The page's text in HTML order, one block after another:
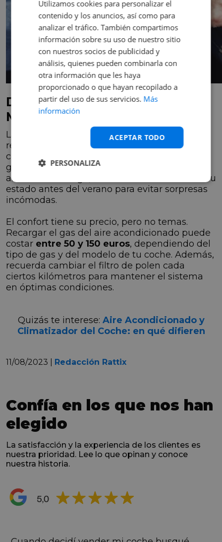
Duración de la Recarga y
Mantenimiento
La longevidad de una recarga de gas
refrigerante
varía según el clima y el uso
climas más cálidos, puede agotarse antes. En
general, el gas suele durar alrededor de tres
años. Sin embargo, es recomendable revisar su
estado antes del verano para evitar sorpresas
incómodas.
El confort tiene su precio, pero no temas.
Recargar el gas del aire acondicionado puede
costar entre 50 y 150 euros, dependiendo del
tipo de gas y del modelo de tu coche. Además,
recuerda cambiar el filtro de polen cada
ciertos kilómetros para mantener el sistema
en óptimas condiciones.
Quizás te interese: Aire Acondicionado y
Climatizador del Coche: en qué difieren
11/08/2023 | Redacción Rattix
Confía en los que nos han
elegido
La satisfacción y la experiencia de los clientes es
nuestra prioridad. Lee lo que opinan y conoce
nuestra historia.
Utilizamos cookies para personalizar el
contenido y los anuncios, así como para
analizar el tráfico. También compartimos
información sobre su uso de nuestro sitio
con nuestros socios de publicidad y
análisis, quienes pueden combinarla con
otra información que les haya
proporcionado o que hayan recopilado a
partir del uso de sus servicios. Más
información
ACEPTAR TODO
PERSONALIZA